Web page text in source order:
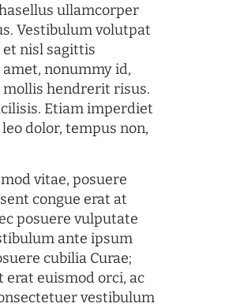
ullamcorper
Vestibulum volutpat
et nisl sagittis
nonummy id,
mollis hendrerit risus.
Etiam imperdiet
dolor, tempus non,
vitae, posuere
congue erat at
posuere vulputate
ante ipsum
cubilia Curae;
erat euismod orci, ac
vestibulum